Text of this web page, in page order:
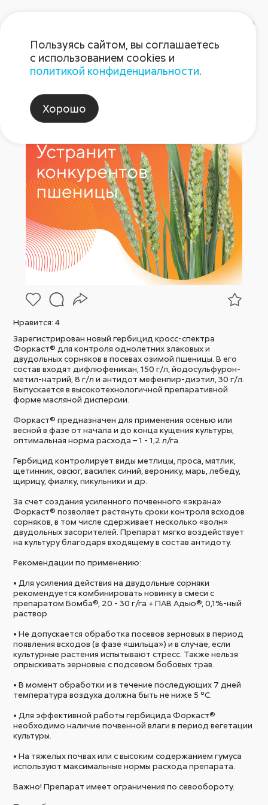
Форкаст 3.09
Нравится:4
Зарегистрирован новый гербицид кросс-спектра
Форкаст® для контроля однолетних злаковых и
двудольных сорняков в посевах озимой пшеницы. В его
состав входят дифлюфеникан, 150 г/л, йодосульфурон-
метил-натрий, 8 г/л и антидот мефенпир-диэтил, 30 г/л.
Выпускается в высокотехнологичной препаративной
форме масляной дисперсии.
Форкаст® предназначен для применения осенью или
весной в фазе от начала и до конца кущения культуры,
оптимальная норма расхода – 1 - 1,2 л/га.
Гербицид контролирует виды метлицы, проса, мятлик,
щетинник, овсюг, василек синий, веронику, марь, лебеду,
щирицу, фиалку, пикульники и др.
За счет создания усиленного почвенного «экрана»
Форкаст® позволяет растянуть сроки контроля всходов
сорняков, в том числе сдерживает несколько «волн»
двудольных засорителей. Препарат мягко воздействует
на культуру благодаря входящему в состав антидоту.
Рекомендации по применению:
• Для усиления действия на двудольные сорняки
рекомендуется комбинировать новинку в смеси с
препаратом Бомба®, 20 - 30 г/га + ПАВ Адью®, 0,1%-ный
раствор.
• Не допускается обработка посевов зерновых в период
появления всходов (в фазе «шильца») и в случае, если
культурные растения испытывают стресс. Также нельзя
опрыскивать зерновые с подсевом бобовых трав.
• В момент обработки и в течение последующих 7 дней
температура воздуха должна быть не ниже 5 °С.
• Для эффективной работы гербицида Форкаст®
необходимо наличие почвенной влаги в период вегетации
культуры.
• На тяжелых почвах или с высоким содержанием гумуса
используют максимальные нормы расхода препарата.
Важно! Препарат имеет ограничения по севообороту.
Пользуясь сайтом, вы соглашаетесь
с использованием cookies и
политикой конфиденциальности.
Хорошо